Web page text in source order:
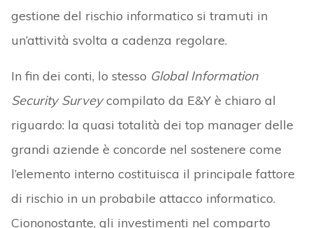
gestione del rischio informatico si tramuti in
un’attività svolta a cadenza regolare.
In fin dei conti, lo stesso Global Information
Security Surveycompilato da E&Y è chiaro al
riguardo: la quasi totalità dei top manager delle
grandi aziende è concorde nel sostenere come
l’elemento interno costituisca il principale fattore
di rischio in un probabile attacco informatico.
Ciononostante, gli investimenti nel comparto